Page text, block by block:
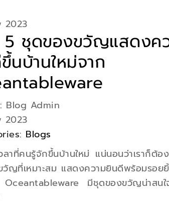
2023
5 ชุดของขวัญแสดงค
นบ้านใหม่จาก
Blog Admin
2023
Blogs
ลาที่คนรู้จักขึ้นบ้านใหม่ แน่นอนว่าเราก็ต้อ
ญที่เหมาะสม แสดงความยินดีพร้อมรอย
มีชุดของขวัญน่าสนใ